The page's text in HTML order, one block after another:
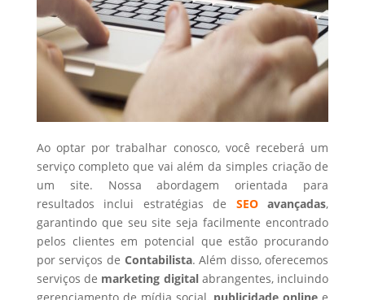
Ao optar por trabalhar conosco, você receberá um
serviço completo que vai além da simples criação de
um site. Nossa abordagem orientada para
resultados inclui estratégias de SEOavançadas,
garantindo que seu site seja facilmente encontrado
pelos clientes em potencial que estão procurando
por serviços de Contabilista. Além disso, oferecemos
serviços de marketing digital abrangentes, incluindo